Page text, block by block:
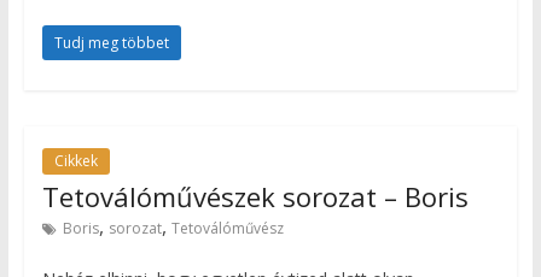
Tudj meg többet
Cikkek
Tetoválóművészek sorozat – Boris
Boris, sorozat, Tetoválóművész